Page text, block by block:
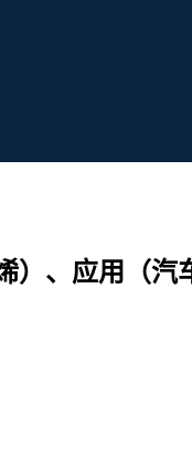
）、应用（汽